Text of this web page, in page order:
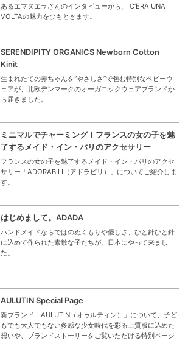
あるエマヌエラさんのインタビューから、 C’ERA UNA
VOLTAの魅力をひもときます。
SERENDIPITY ORGANICS Newborn Cotton
Kinit
生まれたての赤ちゃんを“やさしさ”で包む特別なベビーウ
ェアが、北欧デンマークのオーガニックウェアブランドか
ら届きました。
ミニマルでチャーミング！フランスの女の子を魅
了するメイド・イン・パリのアクセサリー
フランスの女の子を魅了するメイド・イン・パリのアクセ
サリー「ADORABILI（アドラビリ）」についてご紹介しま
す。
はじめまして。ADADA
ハンドメイドならではのぬくもりや優しさ、ひと針ひと針
に込めて作られた素敵な子たちが、日本にやって来まし
た。
AULUTIN Special Page
新ブランド「AULUTIN（オゥルティン）」について、子ど
もでも大人でもない多感な少女時代を彩る上質服に込めた
想いや、ブランドストーリーをご覧いただける特別ページ